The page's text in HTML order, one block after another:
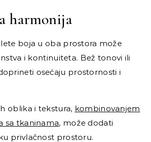
harmonija
boja u oba prostora može
i kontinuiteta. Bež tonovi ili
osećaju prostornosti i
oblika i tekstura, kombinovanjem
sa tkaninama, može dodati
privlačnost prostoru.